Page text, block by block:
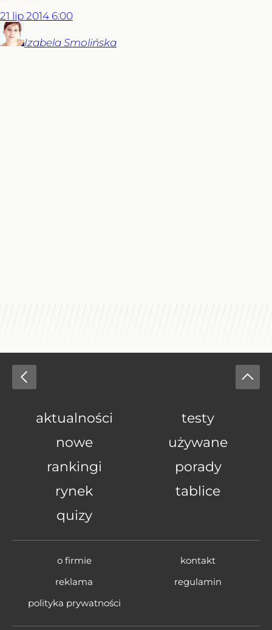
21 lip 2014 6:00
Izabela Smolińska
aktualności
testy
nowe
używane
rankingi
porady
rynek
tablice
quizy
o firmie
kontakt
reklama
regulamin
polityka prywatności